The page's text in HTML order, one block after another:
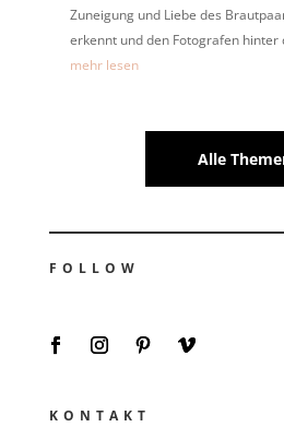
Zuneigung und Liebe des
erkennt und den Fotografen hinter
mehr lesen
Alle
FOLLOW
KONTAKT